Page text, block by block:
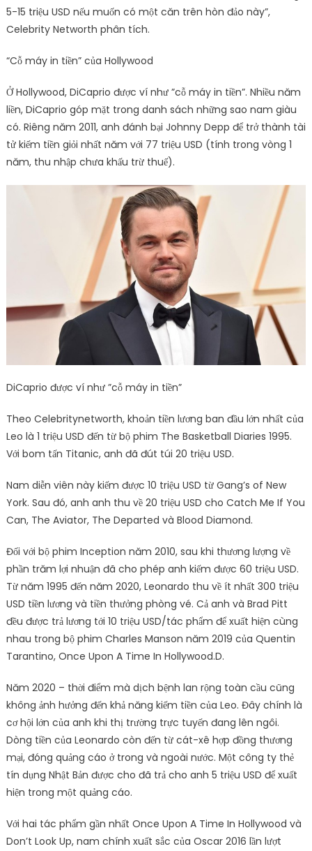
5-15 triệu USD nếu muốn có một căn trên hòn đảo này”,
Celebrity Networth phân tích.
“Cỗ máy in tiền” của Hollywood
Ở Hollywood, DiCaprio được ví như ”cỗ máy in tiền”. Nhiều năm
liền, DiCaprio góp mặt trong danh sách những sao nam giàu
có. Riêng năm 2011, anh đánh bại Johnny Depp để trở thành tài
tử kiếm tiền giỏi nhất năm với 77 triệu USD (tính trong vòng 1
năm, thu nhập chưa khấu trừ thuế).
DiCaprio được ví như ”cỗ máy in tiền”
Theo Celebritynetworth, khoản tiền lương ban đầu lớn nhất của
Leo là 1 triệu USD đến từ bộ phim The Basketball Diaries 1995.
Với bom tấn Titanic, anh đã đút túi 20 triệu USD.
Nam diễn viên này kiếm được 10 triệu USD từ Gang’s of New
York. Sau đó, anh anh thu về 20 triệu USD cho Catch Me If You
Can, The Aviator, The Departed và Blood Diamond.
Đối với bộ phim Inception năm 2010, sau khi thương lượng về
phần trăm lợi nhuận đã cho phép anh kiếm được 60 triệu USD.
Từ năm 1995 đến năm 2020, Leonardo thu về ít nhất 300 triệu
USD tiền lương và tiền thưởng phòng vé. Cả anh và Brad Pitt
đều được trả lương tới 10 triệu USD/tác phẩm để xuất hiện cùng
nhau trong bộ phim Charles Manson năm 2019 của Quentin
Tarantino, Once Upon A Time In Hollywood.D.
Năm 2020 – thời điểm mà dịch bệnh lan rộng toàn cầu cũng
không ảnh hưởng đến khả năng kiếm tiền của Leo. Đây chính là
cơ hội lớn của anh khi thị trường trực tuyến đang lên ngôi.
Dòng tiền của Leonardo còn đến từ cát-xê hợp đồng thương
mại, đóng quảng cáo ở trong và ngoài nước. Một công ty thẻ
tín dụng Nhật Bản được cho đã trả cho anh 5 triệu USD để xuất
hiện trong một quảng cáo.
Với hai tác phẩm gần nhất Once Upon A Time In Hollywood và
Don’t Look Up, nam chính xuất sắc của Oscar 2016 lần lượt